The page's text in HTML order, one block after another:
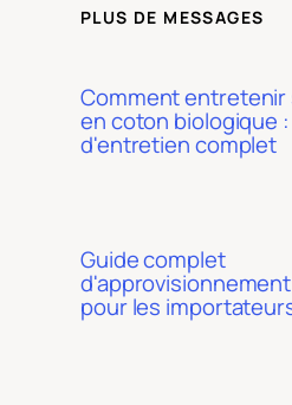
PLUS DE MESSAGES
Comment entretenir
en coton biologique
d'entretien complet
Guide complet
pour les